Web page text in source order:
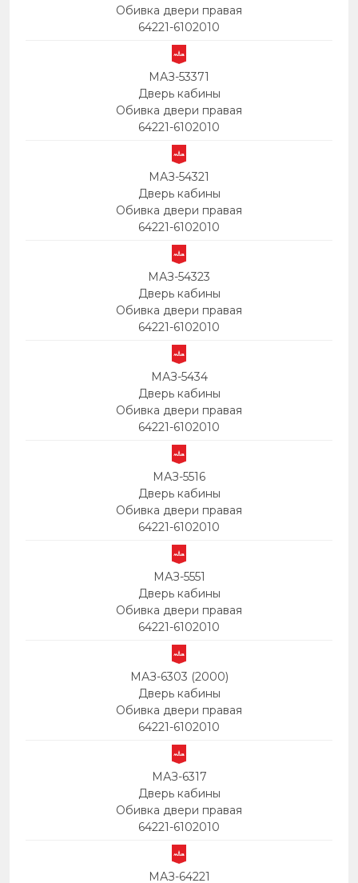
Обивка двери правая
64221-6102010
МАЗ-53371
Дверь кабины
Обивка двери правая
64221-6102010
МАЗ-54321
Дверь кабины
Обивка двери правая
64221-6102010
МАЗ-54323
Дверь кабины
Обивка двери правая
64221-6102010
МАЗ-5434
Дверь кабины
Обивка двери правая
64221-6102010
МАЗ-5516
Дверь кабины
Обивка двери правая
64221-6102010
МАЗ-5551
Дверь кабины
Обивка двери правая
64221-6102010
МАЗ-6303 (2000)
Дверь кабины
Обивка двери правая
64221-6102010
МАЗ-6317
Дверь кабины
Обивка двери правая
64221-6102010
МАЗ-64221